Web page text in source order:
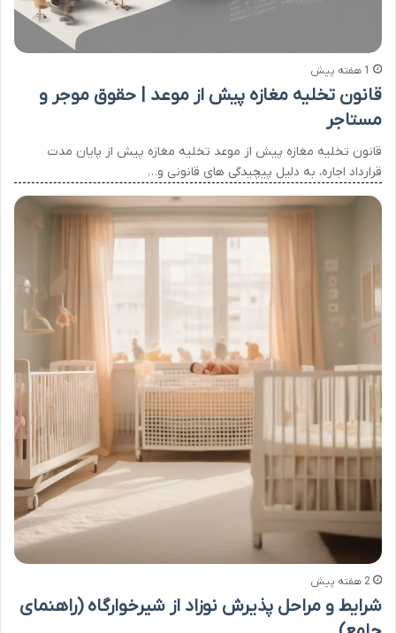
1 هفته پیش
قانون تخلیه مغازه پیش از موعد | حقوق موجر و
مستاجر
قانون تخلیه مغازه پیش از موعد تخلیه مغازه پیش از پایان مدت
قرارداد اجاره، به دلیل پیچیدگی های قانونی و…
2 هفته پیش
شرایط و مراحل پذیرش نوزاد از شیرخوارگاه (راهنمای